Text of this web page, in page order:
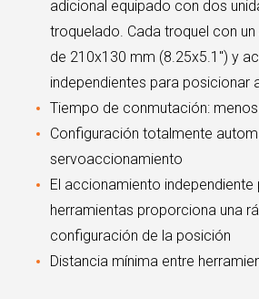
adicional equipado con dos
troquelado. Cada troquel con
de 210x130 mm (8.25x5.1") y
independientes para posicionar
Tiempo de conmutación:
Configuración totalmente
servoaccionamiento
El accionamiento
herramientas proporciona una
configuración de la posición
Distancia mínima entre